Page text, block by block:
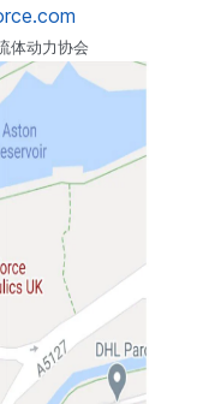
体动力协会